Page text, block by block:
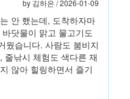
by 김하은 / 2026-01-09
안 했는데, 도착하자마
닷물이 맑고 물고기도
웠습니다. 사람도 붐비지
줄낚시 체험도 색다른 재
않아 힐링하면서 즐기